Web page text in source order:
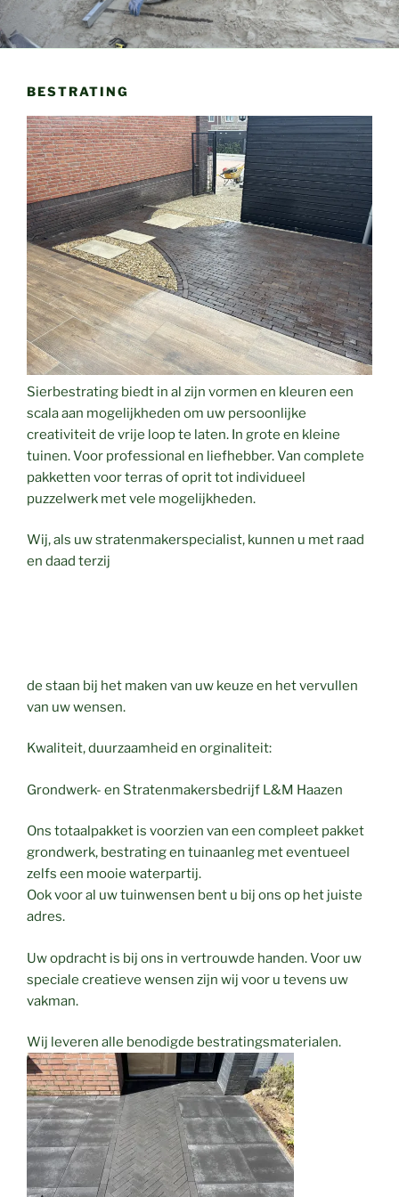
BESTRATING
Sierbestrating biedt in al zijn vormen en kleuren een
scala aan mogelijkheden om uw persoonlijke
creativiteit de vrije loop te laten. In grote en kleine
tuinen. Voor professional en liefhebber. Van complete
pakketten voor terras of oprit tot individueel
puzzelwerk met vele mogelijkheden.
Wij, als uw stratenmakerspecialist, kunnen u met raad
en daad terzij
de staan bij het maken van uw keuze en het vervullen
van uw wensen.
Kwaliteit, duurzaamheid en orginaliteit:
Grondwerk- en Stratenmakersbedrijf L&M Haazen
Ons totaalpakket is voorzien van een compleet pakket
grondwerk, bestrating en tuinaanleg met eventueel
zelfs een mooie waterpartij.
Ook voor al uw tuinwensen bent u bij ons op het juiste
adres.
Uw opdracht is bij ons in vertrouwde handen. Voor uw
speciale creatieve wensen zijn wij voor u tevens uw
vakman.
Wij leveren alle benodigde bestratingsmaterialen.